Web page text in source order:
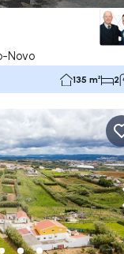
Novo
135 m² 2